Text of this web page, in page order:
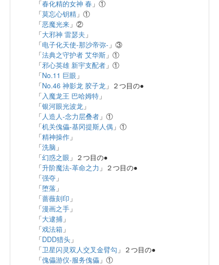
「春化精的女神 春 」①
「莫忘心钥精 」①
「恶魔光来 」②
「大邪神 雷瑟夫 」
「电子化天使-那沙帝弥- 」③
「法典之守护者 艾华斯 」①
「邪心英雄 新宇支配者 」①
「No.11 巨眼 」
「No.46 神影龙 胶子龙 」２つ目の●
「 入魔龙王 巴哈姆特 」
「银河眼光波龙 」
「 人造人-念力层叠者 」①
「机关傀儡-基冈提斯人偶 」①
「精神操作 」
「洗脑 」
「幻惑之眼 」２つ目の●
「升阶魔法-革命之力 」２つ目の●
「强夺 」
「堕落 」
「蔷薇刻印 」
「漫画之手 」
「大逮捕 」
「戏法箱 」
「DDD猎头 」
「卫星闪灵双人交叉金臂勾 」２つ目の●
「傀儡游仪-服务傀儡 」①